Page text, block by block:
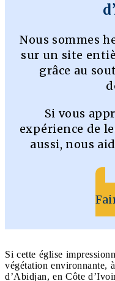
Nous sommes
sur un site
grâce au
Si vous
expérience de
aussi, nous
Si cette église
végétation environnante,
d’Abidjan, en Côte